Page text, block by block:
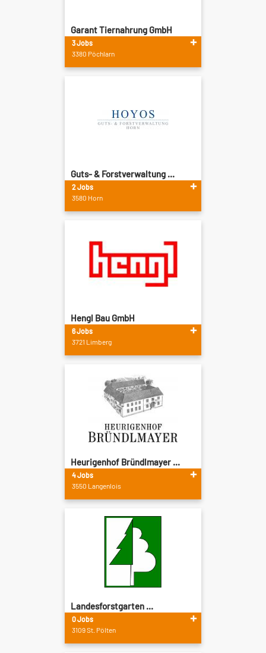
Garant Tiernahrung GmbH
3 Jobs
3380 Pöchlarn
Guts- & Forstverwaltung ...
2 Jobs
3580 Horn
Hengl Bau GmbH
6 Jobs
3721 Limberg
Heurigenhof Bründlmayer ...
4 Jobs
3550 Langenlois
Landesforstgarten ...
0 Jobs
3109 St. Pölten